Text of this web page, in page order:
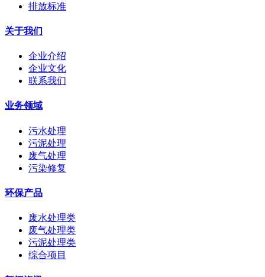
排放标准
关于我们
企业介绍
企业文化
联系我们
业务领域
污水处理
污泥处理
废气处理
污染修复
环保产品
废水处理类
废气处理类
污泥处理类
综合项目